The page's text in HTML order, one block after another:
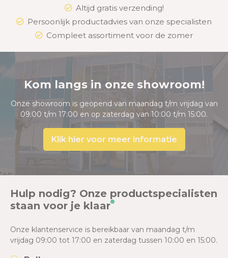
Altijd gratis verzending!
Persoonlijk productadvies van onze specialisten
Compleet assortiment voor de zomer
Kom langs in onze showroom!
Onze showroom is geopend van maandag t/m vrijdag van
09:00 t/m 17:00 en op zaterdag van 10:00 t/m 15:00.
Klik hier voor meer informatie
Hulp nodig? Onze productspecialisten
staan voor je klaar
Onze klantenservice is bereikbaar van maandag t/m
vrijdag 09:00 tot 17:00 en zaterdag tussen 10:00 en 15:00.